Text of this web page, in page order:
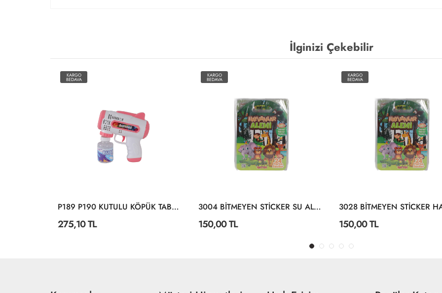
İlginizi Çekebilir
KARGO
BEDAVA
P189 P190 KUTULU KÖPÜK TABANCA
275,10 TL
KARGO
BEDAVA
3004 BİTMEYEN STİCKER SU ALTI DÜNYASI
150,00 TL
KARGO
BEDAVA
150,00 TL